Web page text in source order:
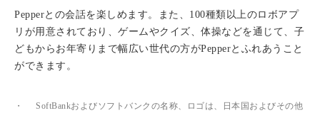
Pepperとの会話を楽しめます。また、100種類以上のロボアプ
リが用意されており、ゲームやクイズ、体操などを通じて、子
どもからお年寄りまで幅広い世代の方がPepperとふれあうこと
ができます。
・
SoftBankおよびソフトバンクの名称、ロゴは、日本国およびその他